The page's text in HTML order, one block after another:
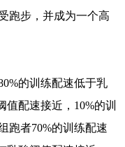
跑步，并成为一个高
的训练配速低于乳
配速接近，10%的训
跑者70%的训练配速